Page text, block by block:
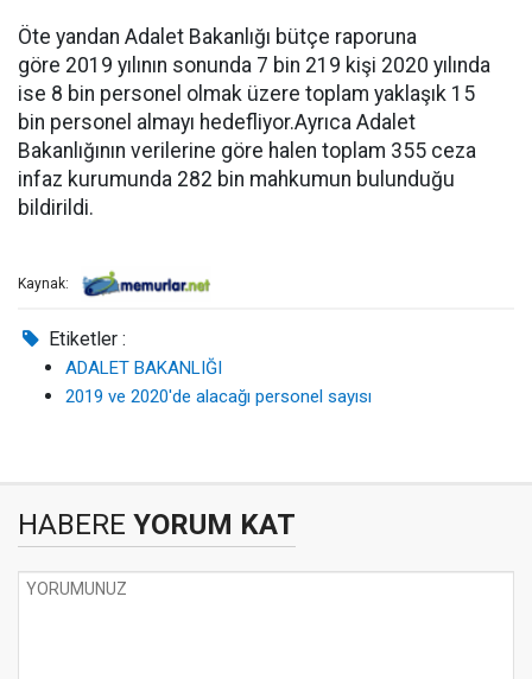
Öte yandan Adalet Bakanlığı bütçe raporuna
göre 2019 yılının sonunda 7 bin 219 kişi 2020 yılında
ise 8 bin personel olmak üzere toplam yaklaşık 15
bin personel almayı hedefliyor.Ayrıca Adalet
Bakanlığının verilerine göre halen toplam 355 ceza
infaz kurumunda 282 bin mahkumun bulunduğu
bildirildi.
Kaynak:
Etiketler :
ADALET BAKANLIĞI
2019 ve 2020'de alacağı personel sayısı
HABERE YORUM KAT